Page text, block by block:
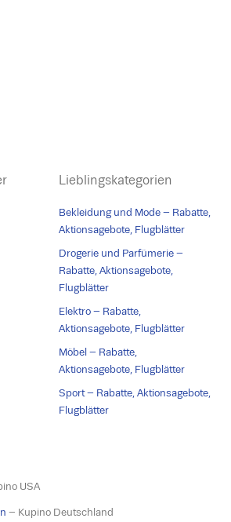
Lieblingskategorien
Bekleidung und Mode – Rabatte,
Aktionsagebote, Flugblätter
Drogerie und Parfümerie –
Rabatte, Aktionsagebote,
Flugblätter
Elektro – Rabatte,
Aktionsagebote, Flugblätter
Möbel – Rabatte,
Aktionsagebote, Flugblätter
Sport – Rabatte, Aktionsagebote,
Flugblätter
USA
– Kupino Deutschland